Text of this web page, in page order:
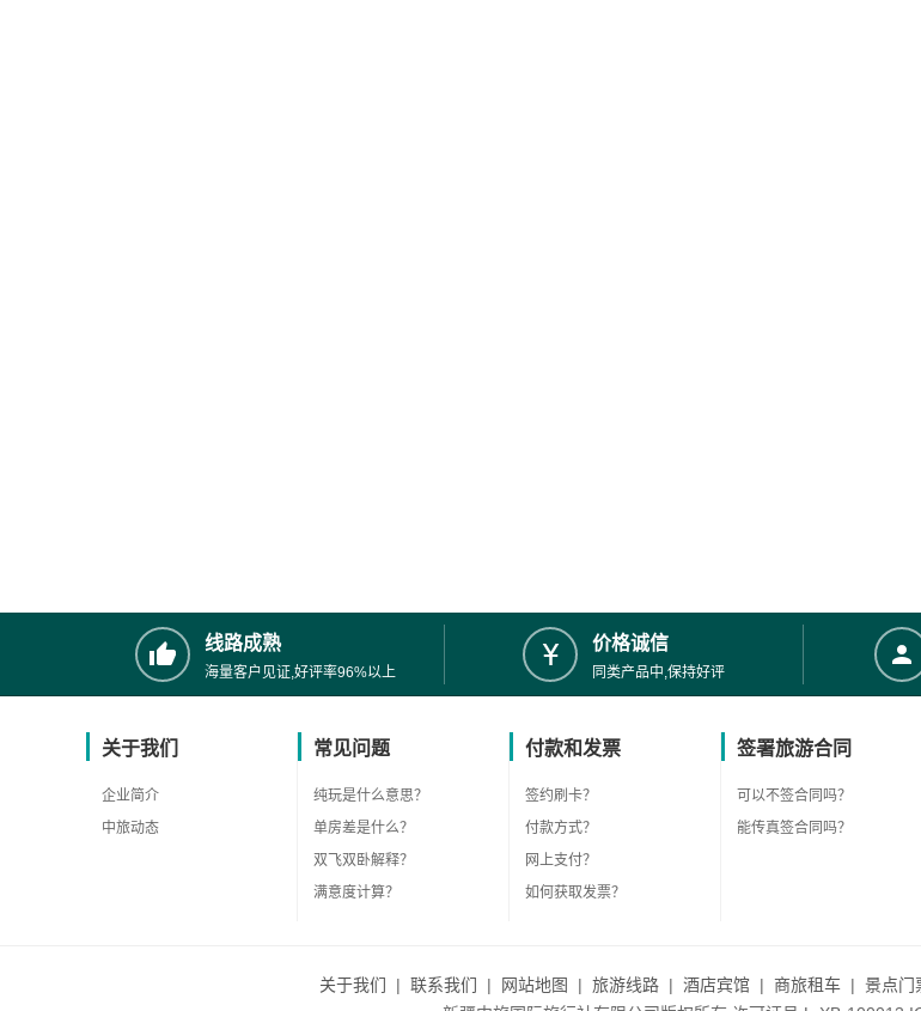
线路成熟
海量客户见证,好评率96%以上
价格诚信
同类产品中,保持好评
关于我们
企业简介
中旅动态
常见问题
纯玩是什么意思？
单房差是什么？
双飞双卧解释？
满意度计算？
付款和发票
签约刷卡？
付款方式？
网上支付？
如何获取发票？
签署旅游合同
可以不签合同吗？
能传真签合同吗？
关于我们 | 联系我们 | 网站地图 | 旅游线路 | 酒店宾馆 | 商旅租车 | 景点门